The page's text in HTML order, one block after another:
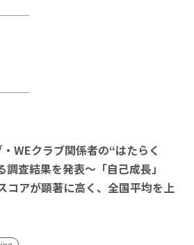
WEクラブ関係者の“はたらく
査結果を発表～「自己成長」
コアが顕著に高く、全国平均を上